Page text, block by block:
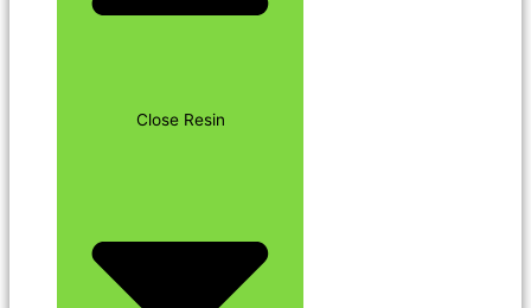
Close Resin